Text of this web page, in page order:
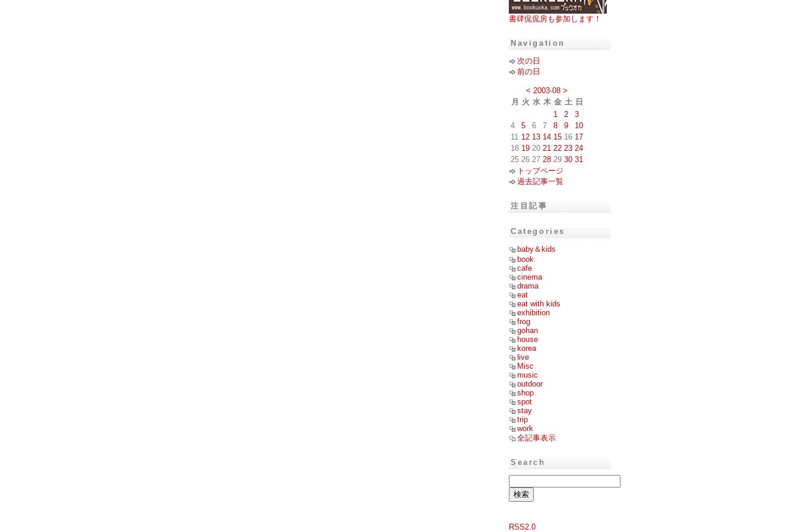
書肆侃侃房も参加します！
Navigation
次の日
前の日
< 2003-08 >
月
火 水 木 金 土 日
1
2
3
4
5 6 7 8 9
10
11 12 13 14 15 16 17
18 19 20 21 22 23 24
25 26 27 28 29 30 31
トップページ
過去記事一覧
注目記事
Categories
baby＆kids
book
cafe
cinema
drama
eat
eat with kids
exhibition
frog
gohan
house
korea
live
Misc
music
outdoor
shop
spot
stay
trip
work
全記事表示
Search
RSS2.0